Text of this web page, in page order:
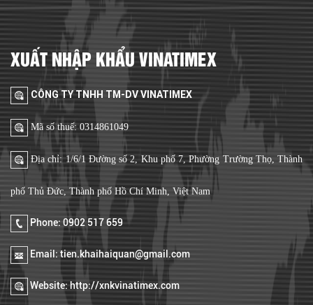
XUẤT NHẬP KHẨU VINATIMEX
CÔNG TY TNHH TM-DV VINATIMEX
Mã số thuế: 0314861049
Địa chỉ: 1/6/1 Đường số 2, Khu phố 7, Phường Trường Thọ, Thành
phố Thủ Đức, Thành phố Hồ Chí Minh, Việt Nam
Phone: 0902 517 659
Email: tien.khaihaiquan@gmail.com
Website: http://xnkvinatimex.com